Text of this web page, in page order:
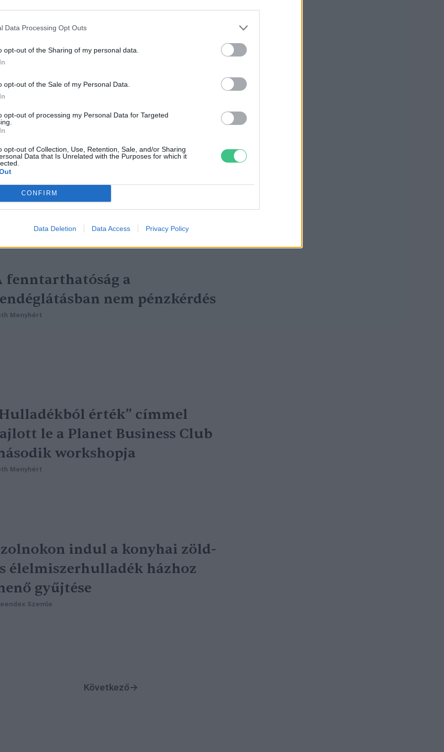
Data Processing Opt Outs
opt-out of the Sharing of my personal data.
opt-out of the Sale of my Personal Data.
opt-out of processing my Personal Data for Targeted
opt-out of Collection, Use, Retention, Sale, and/or Sharing
Data that Is Unrelated with the Purposes for which it
CONFIRM
Data Deletion Data Access Privacy Policy
több élelmiszert dobnak
a magyarok
környezettudatosság útján a
toGo ételbárok
fenntarthatóság a
nem pénzkérdés
Menyhért
érték” címmel
le a Planet Business Club
workshopja
Menyhért
indul a konyhai zöld-
élelmiszerhulladék házhoz
gyűjtése
Szemle
Következő→